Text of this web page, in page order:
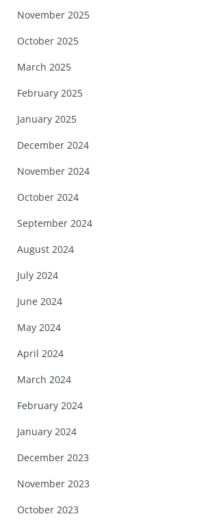
November 2025
October 2025
March 2025
February 2025
January 2025
December 2024
November 2024
October 2024
September 2024
August 2024
July 2024
June 2024
May 2024
April 2024
March 2024
February 2024
January 2024
December 2023
November 2023
October 2023